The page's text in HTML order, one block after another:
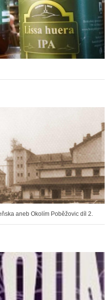
aneb Okolím Poběžovic díl 2.